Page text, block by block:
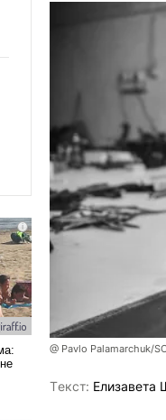
@ Pavlo Palamarchuk/
Tекст: Елизавета